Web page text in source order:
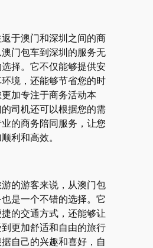
于澳门和深圳之间的商
门包车到深圳的服务无
择。它不仅能够提供安
境，还能够节省您的时
加专注于商务活动本
司机还可以根据您的需
的商务陪同服务，让您
利和高效。
的游客来说，从澳门包
是一个不错的选择。它
的交通方式，还能够让
更加舒适和自由的旅行
自己的兴趣和喜好，自